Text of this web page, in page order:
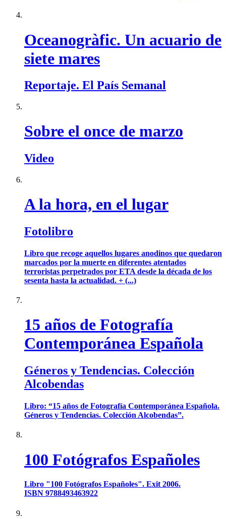
Oceanogràfic. Un acuario de
siete mares
Reportaje. El País Semanal
Sobre el once de marzo
Video
A la hora, en el lugar
Fotolibro
Libro que recoge aquellos lugares anodinos que quedaron
marcados por la muerte en diferentes atentados
terroristas perpetrados por ETA desde la década de los
sesenta hasta la actualidad. + (...)
15 años de Fotografía
Contemporánea Española
Géneros y Tendencias. Colección
Alcobendas
Libro: “15 años de Fotografía Contemporánea Española.
Géneros y Tendencias. Colección Alcobendas”.
100 Fotógrafos Españoles
Libro "100 Fotógrafos Españoles". Exit 2006.
ISBN 9788493463922